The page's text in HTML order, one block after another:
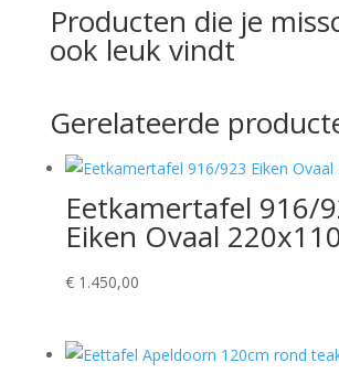
Producten die je
ook leuk vindt
Gerelateerde
Eetkamertafel 916/
Eiken Ovaal
€1.450,00